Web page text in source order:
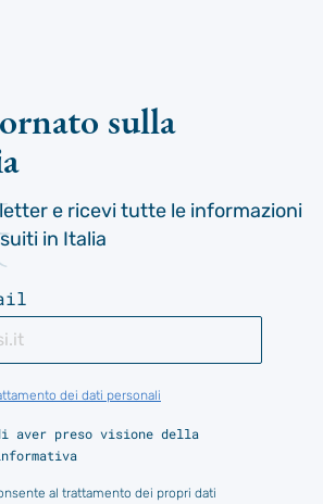
sulla
e ricevi tutte le informazioni
in Italia
dei dati personali
aver preso visione della
al trattamento dei propri dati